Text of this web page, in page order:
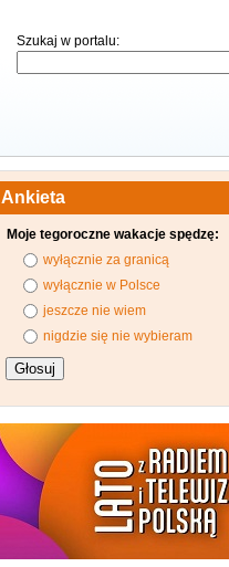
Szukaj w portalu:
Ankieta
Moje tegoroczne wakacje spędzę:
wyłącznie za granicą
wyłącznie w Polsce
jeszcze nie wiem
nigdzie się nie wybieram